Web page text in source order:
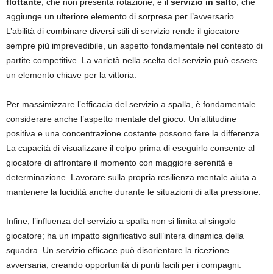
flottante, che non presenta rotazione, e il servizio in salto, che
aggiunge un ulteriore elemento di sorpresa per l’avversario.
L’abilità di combinare diversi stili di servizio rende il giocatore
sempre più imprevedibile, un aspetto fondamentale nel contesto di
partite competitive. La varietà nella scelta del servizio può essere
un elemento chiave per la vittoria.
Per massimizzare l’efficacia del servizio a spalla, è fondamentale
considerare anche l’aspetto mentale del gioco. Un’attitudine
positiva e una concentrazione costante possono fare la differenza.
La capacità di visualizzare il colpo prima di eseguirlo consente al
giocatore di affrontare il momento con maggiore serenità e
determinazione. Lavorare sulla propria resilienza mentale aiuta a
mantenere la lucidità anche durante le situazioni di alta pressione.
Infine, l’influenza del servizio a spalla non si limita al singolo
giocatore; ha un impatto significativo sull’intera dinamica della
squadra. Un servizio efficace può disorientare la ricezione
avversaria, creando opportunità di punti facili per i compagni.